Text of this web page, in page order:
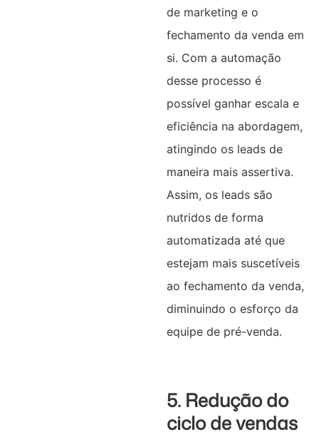
de marketing e o
fechamento da venda em
si. Com a automação
desse processo é
possível ganhar escala e
eficiência na abordagem,
atingindo os leads de
maneira mais assertiva.
Assim, os leads são
nutridos de forma
automatizada até que
estejam mais suscetíveis
ao fechamento da venda,
diminuindo o esforço da
equipe de pré-venda.
5. Redução do
ciclo de vendas